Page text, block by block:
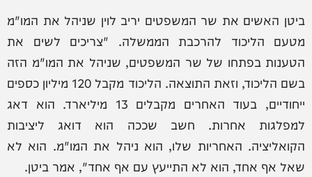
ביטן האשים את שר המשפטים יריב לוין שניהל את המו"מ
מטעם הליכוד להרכבת הממשלה. "צריכים לשים את
הטענות בפתחו של שר המשפטים, שניהל את המו"מ הזה
בשם הליכוד, וזאת התוצאה. הליכוד מקבל 120 מיליון כספים
ייחודיים, בעוד האחרים מקבלים 13 מיליארד. הוא דאג
למפלגות אחרות. חשב שככה הוא דואג ליציבות
הקואליציה. האחריות שלו, הוא ניהל את המו"מ. הוא לא
שאל אף אחד, הוא לא התייעץ עם אף אחד", אמר ביטן.